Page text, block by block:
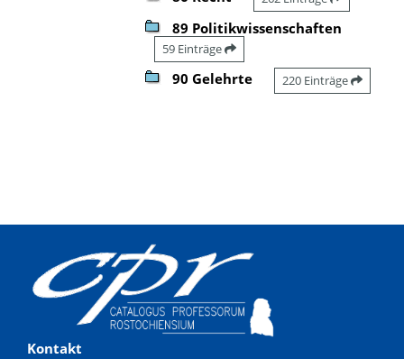
89 Politikwissenschaften
59 Einträge
90 Gelehrte 220 Einträge
Kontakt